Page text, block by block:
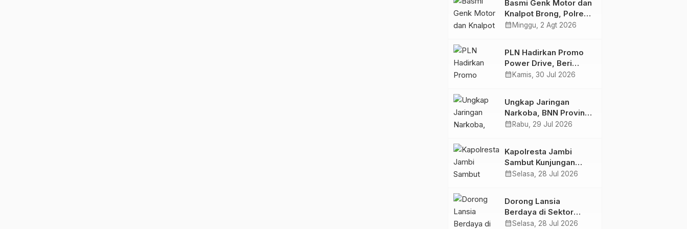
Semakin Skena
Basmi Genk Motor dan
Knalpot Brong, Polres
Tanjab Barat Amankan
calendar_month Minggu, 2 Agt 2026
PLN Hadirkan Promo
Power Drive, Beri
Diskon Tambah Daya
calendar_month Kamis, 30 Jul 2026
Ungkap Jaringan
Narkoba, BNN Provinsi
Jambi dan Bea Cukai
Butir Ekstasi dan 146
Gram Sabu
calendar_month Rabu, 29 Jul 2026
Kapolresta Jambi
Sambut Kunjungan
Ketua dan Pengurus
Kolaborasi
calendar_monthSelasa, 28 Jul 2026
Dorong Lansia
Berdaya di Sektor
Hijau, Pertamina EP
calendar_monthSelasa, 28 Jul 2026